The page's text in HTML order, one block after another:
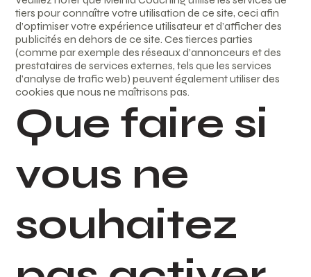
tiers pour connaître votre utilisation de ce site, ceci afin
d’optimiser votre expérience utilisateur et d’afficher des
publicités en dehors de ce site. Ces tierces parties
(comme par exemple des réseaux d’annonceurs et des
prestataires de services externes, tels que les services
d’analyse de trafic web) peuvent également utiliser des
cookies que nous ne maîtrisons pas.
Que faire si
vous ne
souhaitez